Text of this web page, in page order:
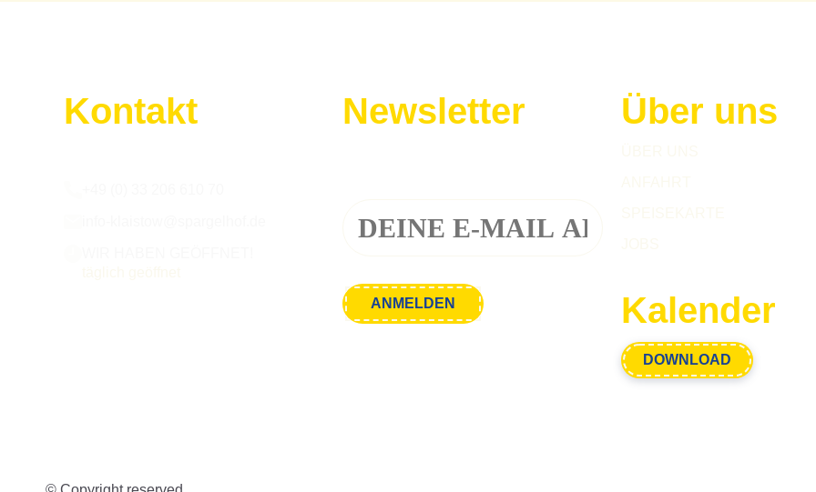
Kontakt Newsletter Über uns
Kalender
DOWNLOAD